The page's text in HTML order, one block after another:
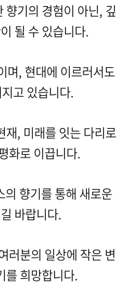
향기의 경험이 아닌, 깊
될 수 있습니다.
며, 현대에 이르러서도
고 있습니다.
재, 미래를 잇는 다리로
화로 이끕니다.
향기를 통해 새로운
바랍니다.
러분의 일상에 작은 변
를 희망합니다.